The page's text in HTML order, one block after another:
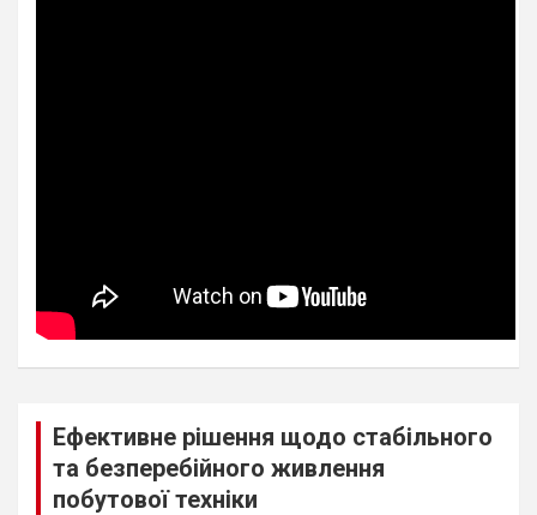
Ефективне рішення щодо стабільного
та безперебійного живлення
побутової техніки